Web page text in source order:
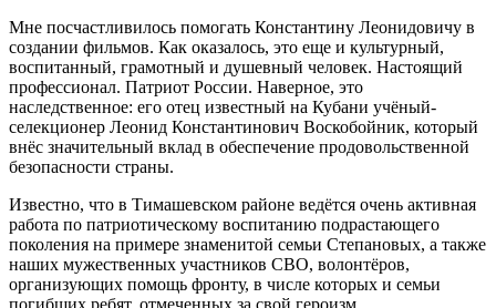
Мне посчастливилось помогать Константину Леонидовичу в
создании фильмов. Как оказалось, это еще и культурный,
воспитанный, грамотный и душевный человек. Настоящий
профессионал. Патриот России. Наверное, это
наследственное: его отец известный на Кубани учёный-
селекционер Леонид Константинович Воскобойник, который
внёс значительный вклад в обеспечение продовольственной
безопасности страны.
Известно, что в Тимашевском районе ведётся очень активная
работа по патриотическому воспитанию подрастающего
поколения на примере знаменитой семьи Степановых, а также
наших мужественных участников СВО, волонтёров,
организующих помощь фронту, в числе которых и семьи
погибших ребят, отмеченных за свой героизм